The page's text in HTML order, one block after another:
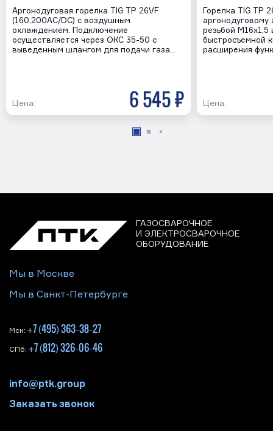
Аргонодуговая горелка TIG TP 26VF
(160,200AC/DC) с воздушным
охлаждением. Подключение
осуществляется через ОКС 35-50 с
выведенным шлангом для подачи газа…
Цена: 6 545 р
Горелка TIG TP
аргонодуговому
резьбой
быстросъемной
расширения
Цена:
ГАЗОСВАРОЧНОЕ
И ЭЛЕКТРОСВАРОЧНОЕ
ОБОРУДОВАНИЕ
Мы в Москве
Мы в Санкт-Петербурге
Мск: +7 (495) 363-38-27
СПб: +7 (812) 326-06-46
info@ptk.group
Заказать звонок